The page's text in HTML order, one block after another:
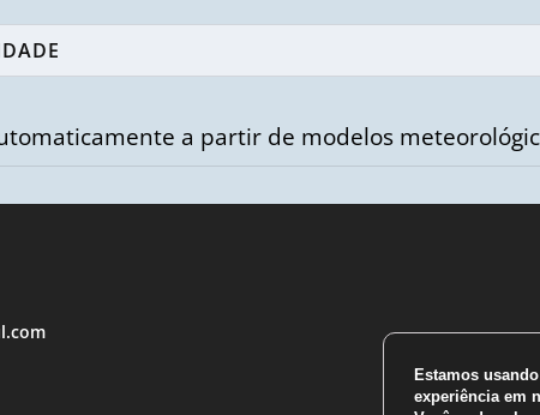
a partir de modelos
Estamos
experiência em